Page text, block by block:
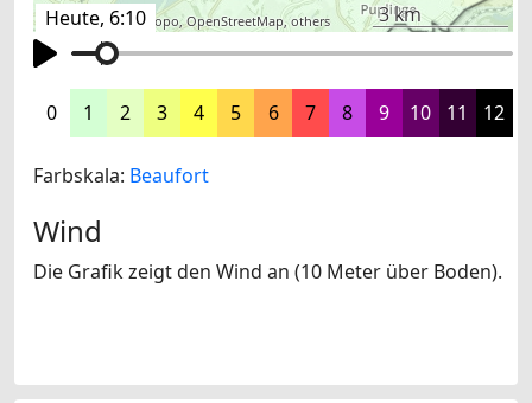
Heute, 6:10
©search.ch ,swisstopo,OpenStreetMap,others 3 km
0 1 2 3 4 5 6 7 8 9 10 11 12
Farbskala: Beaufort
Wind
Die Grafik zeigt den Wind an (10 Meter über Boden).